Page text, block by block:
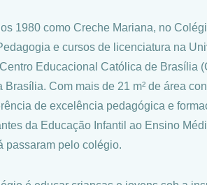
1980 como Creche Mariana, no
e cursos de licenciatura na
Educacional Católica de Brasília
Brasília. Com mais de 21 m² de área
de excelência pedagógica e
da Educação Infantil ao Ensino
passaram pelo colégio.